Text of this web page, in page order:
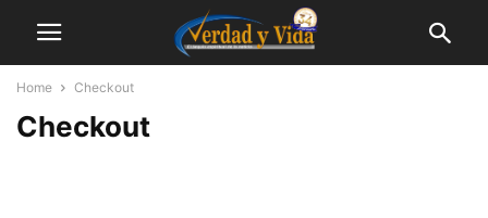
Home Checkout
Checkout